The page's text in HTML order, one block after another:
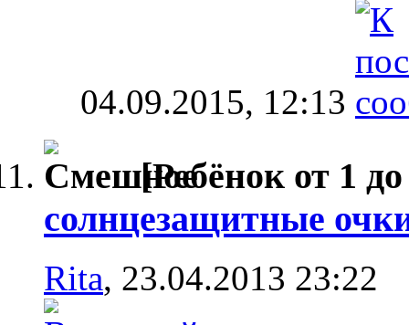
04.09.2015, 12:13
[Ребёнок от 1
солнцезащитные
Rita, 23.04.2013 23:22